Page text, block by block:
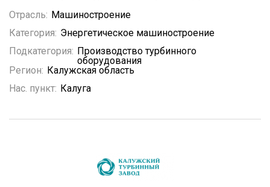
Отрасль: Машиностроение
Категория: Энергетическое машиностроение
Подкатегория: Производство турбинного
оборудования
Регион: Калужская область
Нас. пункт: Калуга